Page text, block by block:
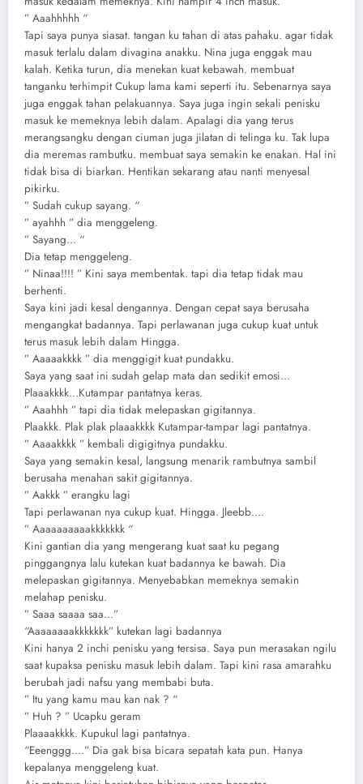
” Aaahhhhh “
Tapi saya punya siasat. tangan ku tahan di atas pahaku. agar tidak
masuk terlalu dalam divagina anakku. Nina juga enggak mau
kalah. Ketika turun, dia menekan kuat kebawah. membuat
tanganku terhimpit Cukup lama kami seperti itu. Sebenarnya saya
juga enggak tahan pelakuannya. Saya juga ingin sekali penisku
masuk ke memeknya lebih dalam. Apalagi dia yang terus
merangsangku dengan ciuman juga jilatan di telinga ku. Tak lupa
dia meremas rambutku. membuat saya semakin ke enakan. Hal ini
tidak bisa di biarkan. Hentikan sekarang atau nanti menyesal
pikirku.
” Sudah cukup sayang. “
” ayahhh ” dia menggeleng.
” Sayang… “
Dia tetap menggeleng.
” Ninaa!!!! ” Kini saya membentak. tapi dia tetap tidak mau
berhenti.
Saya kini jadi kesal dengannya. Dengan cepat saya berusaha
mengangkat badannya. Tapi perlawanan juga cukup kuat untuk
terus masuk lebih dalam Hingga.
” Aaaaakkkk ” dia menggigit kuat pundakku.
Saya yang saat ini sudah gelap mata dan sedikit emosi…
Plaaakkkk…Kutampar pantatnya keras.
” Aaahhh ” tapi dia tidak melepaskan gigitannya.
Plaakkk. Plak plak plaaakkkk Kutampar-tampar lagi pantatnya.
” Aaaakkkk ” kembali digigitnya pundakku.
Saya yang semakin kesal, langsung menarik rambutnya sambil
berusaha menahan sakit gigitannya.
” Aakkk ” erangku lagi
Tapi perlawanan nya cukup kuat. Hingga. Jleebb….
” Aaaaaaaaaakkkkkkk “
Kini gantian dia yang mengerang kuat saat ku pegang
pinggangnya lalu kutekan kuat badannya ke bawah. Dia
melepaskan gigitannya. Menyebabkan memeknya semakin
melahap penisku.
” Saaa saaaa saa…”
“Aaaaaaaakkkkkkk” kutekan lagi badannya
Kini hanya 2 inchi penisku yang tersisa. Saya pun merasakan ngilu
saat kupaksa penisku masuk lebih dalam. Tapi kini rasa amarahku
berubah jadi nafsu yang membabi buta.
” Itu yang kamu mau kan nak ? “
” Huh ? ” Ucapku geram
Plaaaakkkk. Kupukul lagi pantatnya.
“Eeenggg….” Dia gak bisa bicara sepatah kata pun. Hanya
kepalanya menggeleng kuat.